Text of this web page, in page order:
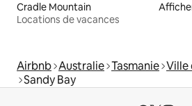
Cradle Mountain
Locations de vacances
Airbnb Australie Tasmanie Ville
Sandy Bay